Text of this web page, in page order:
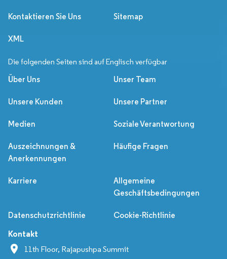
Kontaktieren Sie Uns Sitemap
XML
Die folgenden Seiten sind auf Englisch verfügbar
Über Uns Unser Team
Unsere Kunden Unsere Partner
Medien Soziale Verantwortung
Auszeichnungen &
Anerkennungen
Häufige Fragen
Karriere
Allgemeine
Geschäftsbedingungen
Datenschutzrichtlinie Cookie-Richtlinie
Kontakt
11th Floor, Rajapushpa Summit